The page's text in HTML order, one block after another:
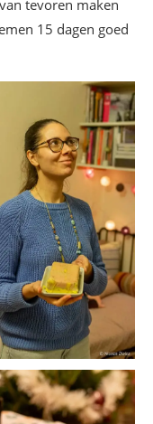
tevoren maken
15 dagen goed